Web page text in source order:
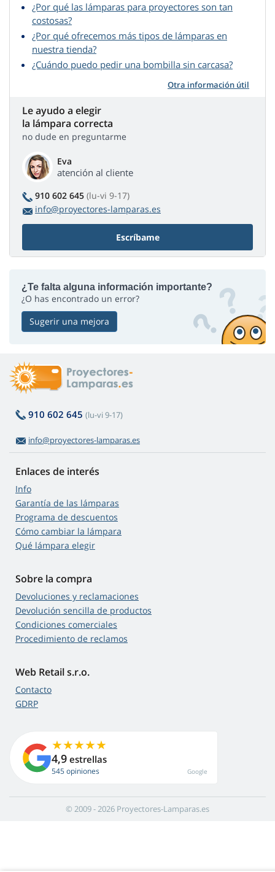
¿Por qué las lámparas para proyectores son tan
costosas?
¿Por qué ofrecemos más tipos de lámparas en
nuestra tienda?
¿Cuándo puedo pedir una bombilla sin carcasa?
Otra información útil
Le ayudo a elegir
la lámpara correcta
no dude en preguntarme
Eva
atención al cliente
910 602 645 (lu-vi 9-17)
info@proyectores-lamparas.es
Escríbame
¿Te falta alguna información importante?
¿O has encontrado un error?
Sugerir una mejora
910 602 645 (lu-vi 9-17)
info@proyectores-lamparas.es
Enlaces de interés
Info
Garantía de las lámparas
Programa de descuentos
Cómo cambiar la lámpara
Qué lámpara elegir
Sobre la compra
Devoluciones y reclamaciones
Devolución sencilla de productos
Condiciones comerciales
Procedimiento de reclamos
Web Retail s.r.o.
Contacto
GDRP
4,9 estrellas
545 opiniones Google
© 2009 - 2026 Proyectores-Lamparas.es